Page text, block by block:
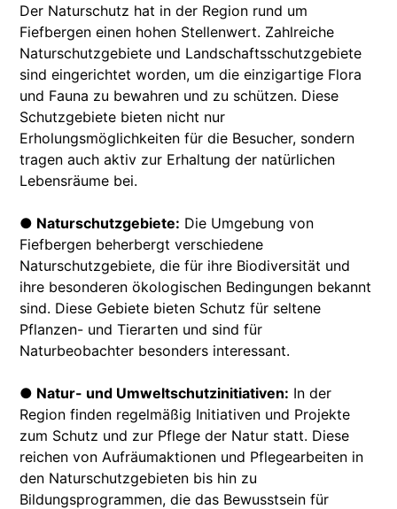
Der Naturschutz hat in der Region rund um
Fiefbergen einen hohen Stellenwert. Zahlreiche
Naturschutzgebiete und Landschaftsschutzgebiete
sind eingerichtet worden, um die einzigartige Flora
und Fauna zu bewahren und zu schützen. Diese
Schutzgebiete bieten nicht nur
Erholungsmöglichkeiten für die Besucher, sondern
tragen auch aktiv zur Erhaltung der natürlichen
Lebensräume bei.
● Naturschutzgebiete: Die Umgebung von
Fiefbergen beherbergt verschiedene
Naturschutzgebiete, die für ihre Biodiversität und
ihre besonderen ökologischen Bedingungen bekannt
sind. Diese Gebiete bieten Schutz für seltene
Pflanzen- und Tierarten und sind für
Naturbeobachter besonders interessant.
● Natur- und Umweltschutzinitiativen: In der
Region finden regelmäßig Initiativen und Projekte
zum Schutz und zur Pflege der Natur statt. Diese
reichen von Aufräumaktionen und Pflegearbeiten in
den Naturschutzgebieten bis hin zu
Bildungsprogrammen, die das Bewusstsein für